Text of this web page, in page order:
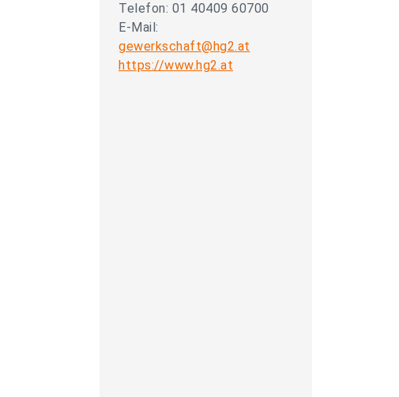
Telefon: 01 40409 60700
E-Mail:
gewerkschaft@hg2.at
https://www.hg2.at